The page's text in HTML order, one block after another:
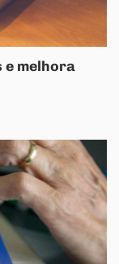
e melhora